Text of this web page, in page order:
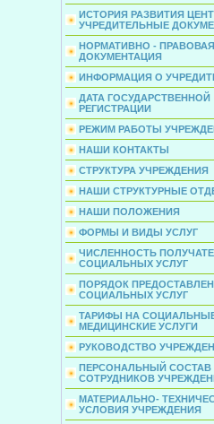
ИСТОРИЯ РАЗВИТИЯ
УЧРЕДИТЕЛЬНЫЕ
НОРМАТИВНО - ПРАВОВАЯ
ДОКУМЕНТАЦИЯ
ИНФОРМАЦИЯ О
ДАТА ГОСУДАРСТВЕННОЙ
РЕГИСТРАЦИИ
РЕЖИМ РАБОТЫ
НАШИ КОНТАКТЫ
СТРУКТУРА УЧРЕЖДЕНИЯ
НАШИ СТРУКТУРНЫЕ
НАШИ ПОЛОЖЕНИЯ
ФОРМЫ И ВИДЫ УСЛУГ
ЧИСЛЕННОСТЬ
СОЦИАЛЬНЫХ УСЛУГ
ПОРЯДОК
СОЦИАЛЬНЫХ УСЛУГ
ТАРИФЫ НА
МЕДИЦИНСКИЕ УСЛУГИ
РУКОВОДСТВО
ПЕРСОНАЛЬНЫЙ СОСТАВ
СОТРУДНИКОВ
МАТЕРИАЛЬНО-
УСЛОВИЯ УЧРЕЖДЕНИЯ